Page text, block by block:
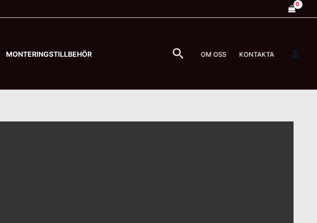
MONTERINGSTILLBEHÖR Sök OM OSS KONTAKTA
Triple
mängd